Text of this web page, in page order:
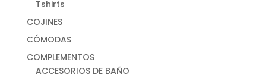
Tshirts
COJINES
CÓMODAS
COMPLEMENTOS
ACCESORIOS DE BAÑO